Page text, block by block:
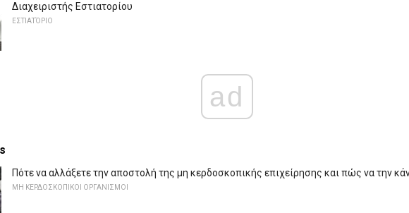
Διαχειριστής Εστιατορίου
ΕΣΤΙΑΤΌΡΙΟ
ad
Πότε να αλλάξετε την αποστολή της μη κερδοσκοπικής επιχείρησης και πώς να την
ΜΗ ΚΕΡΔΟΣΚΟΠΙΚΟΙ ΟΡΓΑΝΙΣΜΟΙ